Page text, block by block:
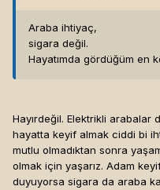
Araba ihtiyaç,
sigara değil.
Hayatımda gördüğüm en
Hayırdeğil. Elektrikli arabalar
hayatta keyif almak ciddi bi
mutlu olmadıktan sonra
olmak için yaşarız. Adam
duyuyorsa sigara da araba